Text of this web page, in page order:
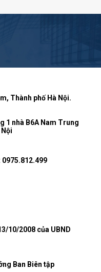
Thành phố Hà Nội.
1 nhà B6A Nam Trung
10/2008 của UBND
Ban Biên tập